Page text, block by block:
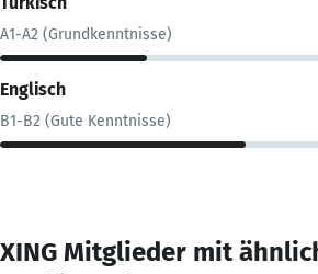
A1-A2 (Grundkenntnisse)
Englisch
B1-B2 (Gute Kenntnisse)
XING Mitglieder mit